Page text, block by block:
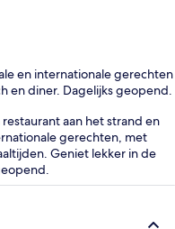
en internationale gerechten
en diner. Dagelijks geopend.
aan het strand en
gerechten, met
Geniet lekker in de